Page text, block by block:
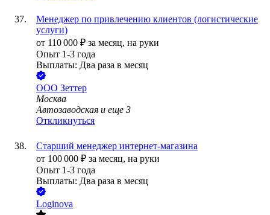
Менеджер по привлечению клиентов (логистические
услуги)
от 110 000 ₽ за месяц, на руки
Опыт 1-3 года
Выплаты: Два раза в месяц
ООО Зеттер
Москва
Автозаводская и еще 3
Откликнуться
Старший менеджер интернет-магазина
от 100 000 ₽ за месяц, на руки
Опыт 1-3 года
Выплаты: Два раза в месяц
Loginova